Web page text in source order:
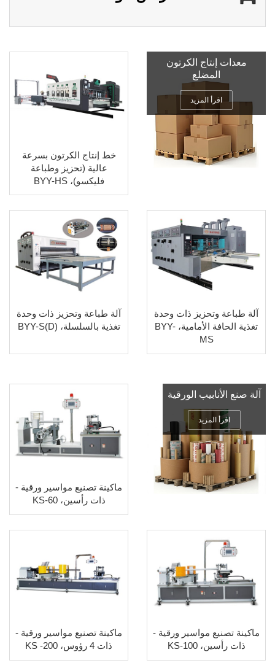
معدات إنتاج الكرتون
المضلع
اقرأ المزيد
خط إنتاج الكرتون بسرعة
عالية (تحزيز وطباعة
فليكسو)، BYY-HS
آلة طباعة وتحزيز ذات وحدة
تغذية الحافة الأمامية، BYY-
MS
آلة طباعة وتحزيز ذات وحدة
تغذية بالسلسلة، BYY-S(D)
آلة صنع الأنابيب الورقية
اقرأ المزيد
ماكينة تصنيع مواسير ورقية -
ذات رأسين، KS-60
ماكينة تصنيع مواسير ورقية -
ذات رأسين، KS-100
ماكينة تصنيع مواسير ورقية -
ذات 4 رؤوس، KS -200